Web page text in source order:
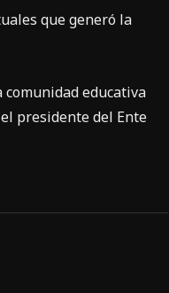
que generó la
comunidad educativa
presidente del Ente